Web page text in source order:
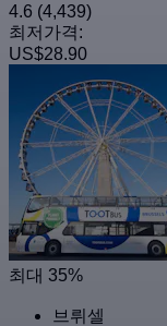
4.6 (4,439)
최저가격:
US$28.90
최대 35%
브뤼셀